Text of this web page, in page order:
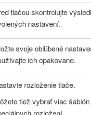
tlačou skontrolujte
nastavení.
svoje obľúbené
ich opakovane.
rozloženie tlače.
tiež vybrať viac
rozložení.